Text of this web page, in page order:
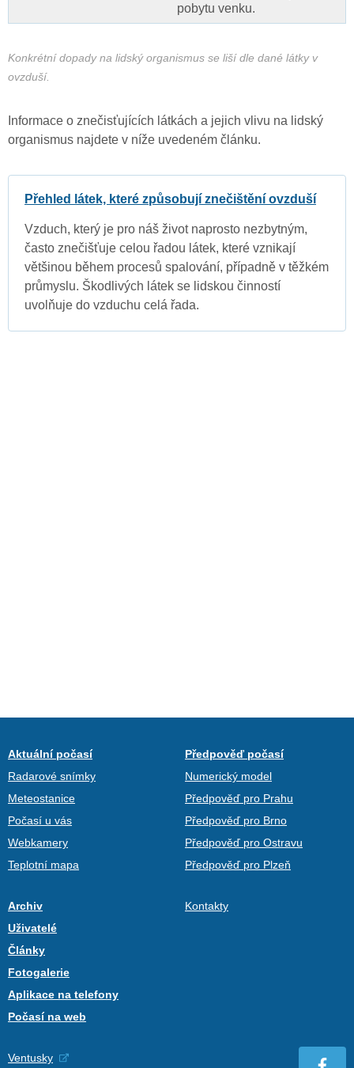
pobytu venku.
Konkrétní dopady na lidský organismus se liší dle dané látky v
ovzduší.
Informace o znečisťujících látkách a jejich vlivu na lidský
organismus najdete v níže uvedeném článku.
Přehled látek, které způsobují znečištění ovzduší
Vzduch, který je pro náš život naprosto nezbytným,
často znečišťuje celou řadou látek, které vznikají
většinou během procesů spalování, případně v těžkém
průmyslu. Škodlivých látek se lidskou činností
uvolňuje do vzduchu celá řada.
Aktuální počasí
Radarové snímky
Meteostanice
Počasí u vás
Webkamery
Teplotní mapa
Předpověď počasí
Numerický model
Předpověď pro Prahu
Předpověď pro Brno
Předpověď pro Ostravu
Předpověď pro Plzeň
Archiv
Uživatelé
Články
Fotogalerie
Aplikace na telefony
Počasí na web
Kontakty
Ventusky